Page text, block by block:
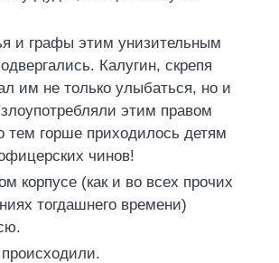
и графы этим унизительным
Калугин, скрепя
им не только улыбаться, но и
этим правом
тем горше приходилось детям
чинов!
корпусе (как и во всех прочих
тогдашнего времени)